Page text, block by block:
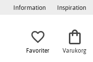
Information Inspiration
Favoriter Varukorg